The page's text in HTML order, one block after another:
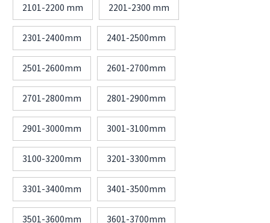
2101-2200 mm 2201-2300 mm
2301-2400mm 2401-2500mm
2501-2600mm 2601-2700mm
2701-2800mm 2801-2900mm
2901-3000mm 3001-3100mm
3100-3200mm 3201-3300mm
3301-3400mm 3401-3500mm
3501-3600mm 3601-3700mm